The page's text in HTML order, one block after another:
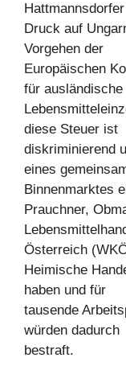
Druck auf
Vorgehen der
Europäischen
für ausländische
diese Steuer ist
diskriminierend
eines
Binnenmarktes
Prauchner,
Österreich
Heimische
haben und für
tausende
würden dadurch
bestraft.